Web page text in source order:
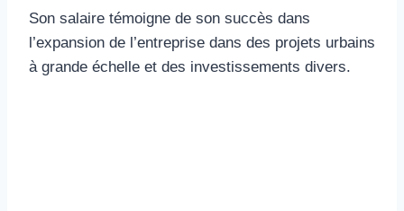
Son salaire témoigne de son succès dans
l’expansion de l’entreprise dans des projets urbains
à grande échelle et des investissements divers.